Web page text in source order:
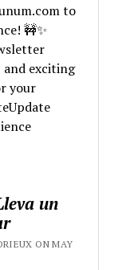
to
🚧✨
and exciting
your
un
ON MAY